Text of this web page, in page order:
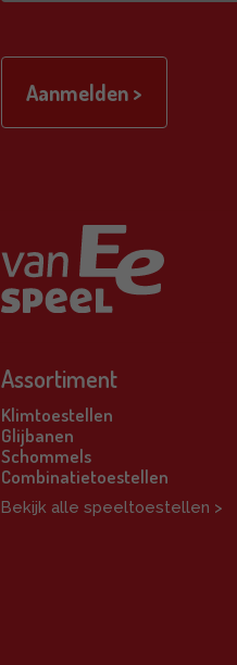
Assortiment
Klimtoestellen
Glijbanen
Schommels
Combinatietoestellen
Bekijk alle speeltoestellen >